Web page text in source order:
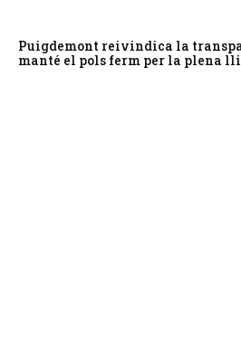
Puigdemont reivindica la
manté el pols ferm per la plena